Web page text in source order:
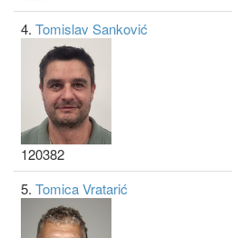
4. Tomislav Sanković
120382
5. Tomica Vratarić